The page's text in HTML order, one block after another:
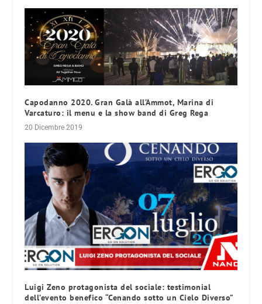
Capodanno 2020. Gran Galà all’Ammot, Marina di
Varcaturo: il menu e la show band di Greg Rega
20 Dicembre 2019
Luigi Zeno protagonista del sociale: testimonial
dell’evento benefico “Cenando sotto un Cielo Diverso”